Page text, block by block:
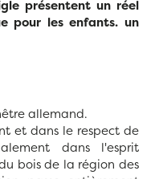
présentent un réel
pour les enfants. un
allemand.
et dans le respect de
dans l'esprit
bois de la région des